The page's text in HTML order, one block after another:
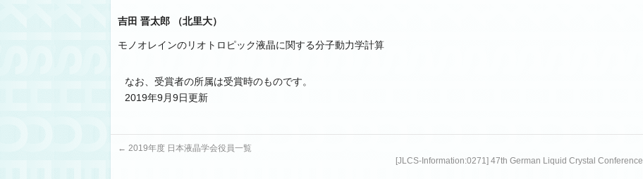
吉田 晋太郎 （北里大）
モノオレインのリオトロピック液晶に関する分子動力学計算
なお、受賞者の所属は受賞時のものです。
2019年9月9日更新
← 2019年度 日本液晶学会役員一覧
[JLCS-Information:0271] 47th German Liquid Crystal Conference